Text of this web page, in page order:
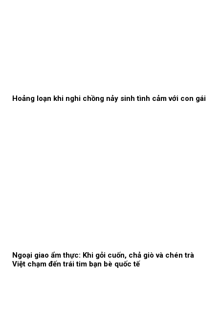
Hoảng loạn khi nghi chồng nảy sinh tình cảm với con gái
Ngoại giao ẩm thực: Khi gỏi cuốn, chả giò và chén trà
Việt chạm đến trái tim bạn bè quốc tế